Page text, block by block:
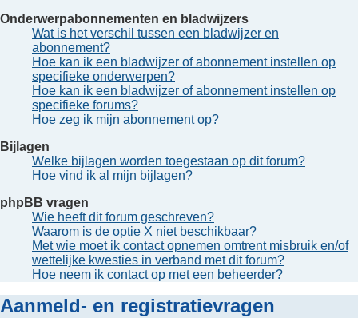
Onderwerpabonnementen en bladwijzers
Wat is het verschil tussen een bladwijzer en
abonnement?
Hoe kan ik een bladwijzer of abonnement instellen op
specifieke onderwerpen?
Hoe kan ik een bladwijzer of abonnement instellen op
specifieke forums?
Hoe zeg ik mijn abonnement op?
Bijlagen
Welke bijlagen worden toegestaan op dit forum?
Hoe vind ik al mijn bijlagen?
phpBB vragen
Wie heeft dit forum geschreven?
Waarom is de optie X niet beschikbaar?
Met wie moet ik contact opnemen omtrent misbruik en/of
wettelijke kwesties in verband met dit forum?
Hoe neem ik contact op met een beheerder?
Aanmeld- en registratievragen